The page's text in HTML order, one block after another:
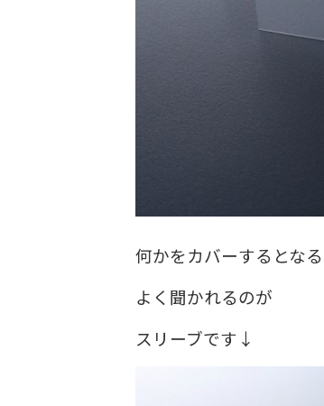
何かをカバーするとな
よく聞かれるのが
スリーブです↓